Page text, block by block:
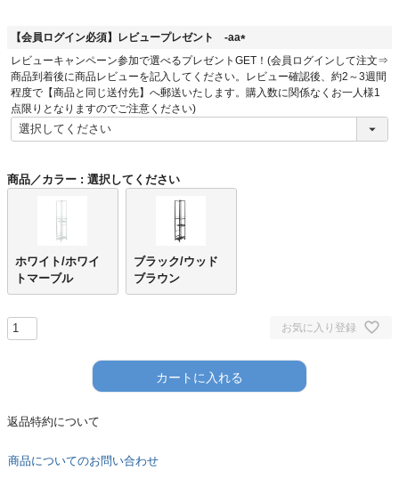
【会員ログイン必須】レビュープレゼント -aa
(
必
須
レビューキャンペーン参加で選べるプレゼントGET！(会員ログインして注文⇒
商品到着後に商品レビューを記入してください。レビュー確認後、約2～3週間
程度で【商品と同じ送付先】へ郵送いたします。購入数に関係なくお一人様1
点限りとなりますのでご注意ください)
商品／カラー 選択してください
ホワイト/ホワイ
トマーブル
ブラック/ウッド
ブラウン
お気に入り登録
カートに入れる
返品特約について
商品についてのお問い合わせ